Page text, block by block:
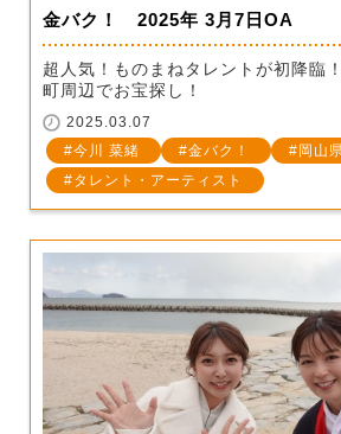
金バク！ 2025年 3月7日OA
超人気！ものまねタレントが初降臨
町周辺でお宝探し！
2025.03.07
今川 菜緒
金バク！
岡山
タレント・アーティスト